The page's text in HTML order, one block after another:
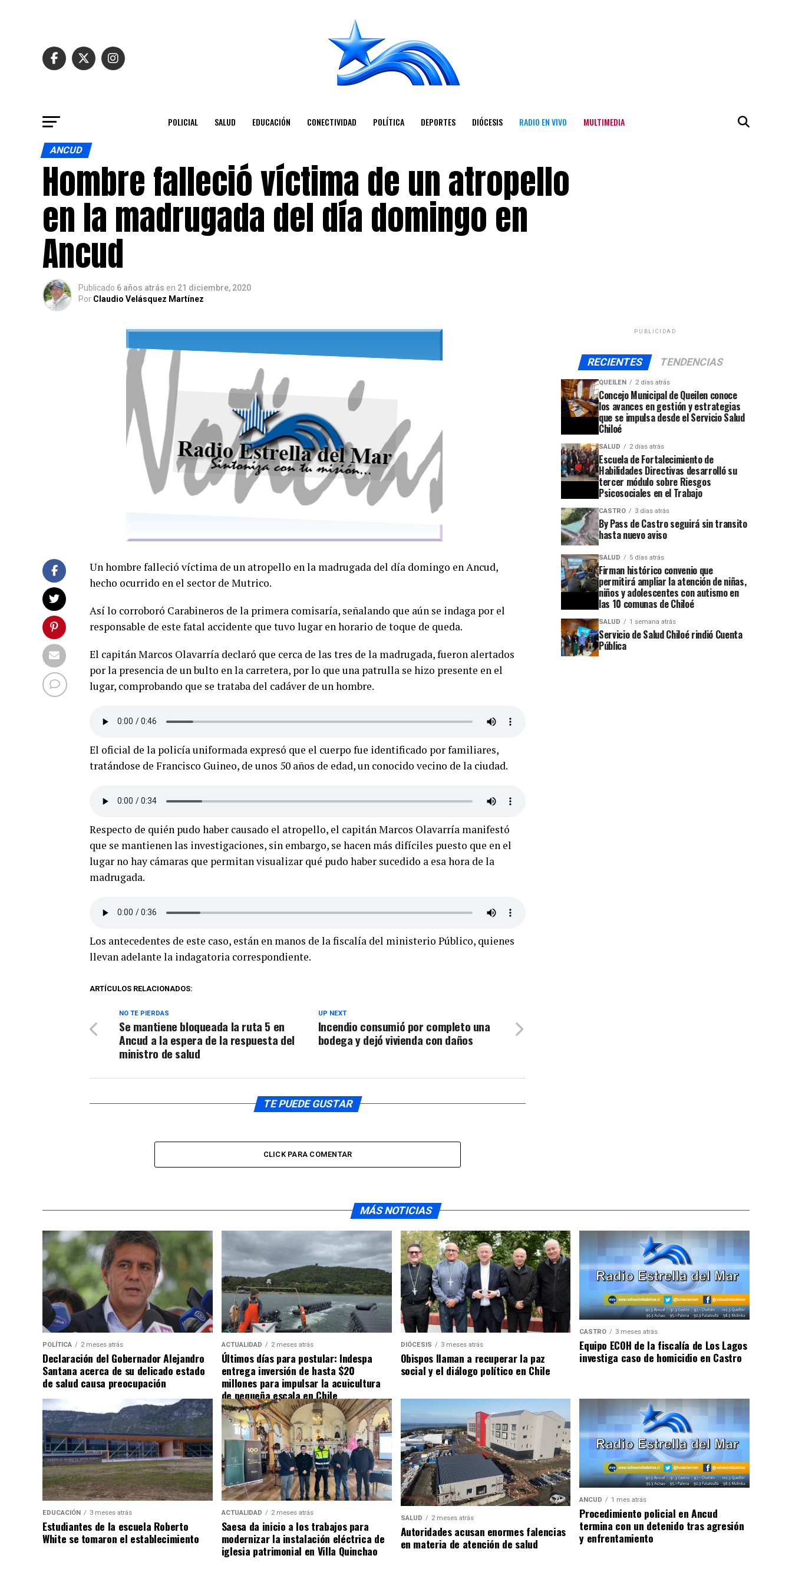
POLICIAL SALUD EDUCACIÓN CONECTIVIDAD POLÍTICA DEPORTES DIÓCESIS RADIO EN VIVO MULTIMEDIA
ANCUD
Hombre falleció víctima de un atropello
en la madrugada del día domingo en
Ancud
Publicado 6 años atrás en 21 diciembre, 2020
Por Claudio Velásquez Martínez
Un hombre falleció víctima de un atropello en la madrugada del día domingo en Ancud,
hecho ocurrido en el sector de Mutrico.
Así lo corroboró Carabineros de la primera comisaría, señalando que aún se indaga por el
responsable de este fatal accidente que tuvo lugar en horario de toque de queda.
El capitán Marcos Olavarría declaró que cerca de las tres de la madrugada, fueron alertados
por la presencia de un bulto en la carretera, por lo que una patrulla se hizo presente en el
lugar, comprobando que se trataba del cadáver de un hombre.
El oficial de la policía uniformada expresó que el cuerpo fue identificado por familiares,
tratándose de Francisco Guineo, de unos 50 años de edad, un conocido vecino de la ciudad.
Respecto de quién pudo haber causado el atropello, el capitán Marcos Olavarría manifestó
que se mantienen las investigaciones, sin embargo, se hacen más difíciles puesto que en el
lugar no hay cámaras que permitan visualizar qué pudo haber sucedido a esa hora de la
madrugada.
Los antecedentes de este caso, están en manos de la fiscalía del ministerio Público, quienes
llevan adelante la indagatoria correspondiente.
ARTÍCULOS RELACIONADOS:
UP NEXT
Incendio consumió por completo una
bodega y dejó vivienda con daños
NO TE PIERDAS
Se mantiene bloqueada la ruta 5 en
Ancud a la espera de la respuesta del
ministro de salud
TE PUEDE GUSTAR
CLICK PARA COMENTAR
PUBLICIDAD
RECIENTES TENDENCIAS
QUEILEN 2 días atrás
Concejo Municipal de Queilen conoce
los avances en gestión y estrategias
que se impulsa desde el Servicio Salud
Chiloé
SALUD 2 días atrás
Escuela de Fortalecimiento de
Habilidades Directivas desarrolló su
tercer módulo sobre Riesgos
Psicosociales en el Trabajo
CASTRO 3 días atrás
By Pass de Castro seguirá sin transito
hasta nuevo aviso
SALUD 5 días atrás
Firman histórico convenio que
permitirá ampliar la atención de niñas,
niños y adolescentes con autismo en
las 10 comunas de Chiloé
SALUD 1 semana atrás
Servicio de Salud Chiloé rindió Cuenta
Pública
MÁS NOTICIAS
POLÍTICA 2 meses atrás
Declaración del Gobernador Alejandro
Santana acerca de su delicado estado
de salud causa preocupación
ACTUALIDAD 2 meses atrás
Últimos días para postular: Indespa
entrega inversión de hasta $20
millones para impulsar la acuicultura
de pequeña escala en Chile
DIÓCESIS 3 meses atrás
Obispos llaman a recuperar la paz
social y el diálogo político en Chile
CASTRO 3 meses atrás
Equipo ECOH de la fiscalía de Los Lagos
investiga caso de homicidio en Castro
EDUCACIÓN 3 meses atrás
Estudiantes de la escuela Roberto
White se tomaron el establecimiento
ACTUALIDAD 2 meses atrás
Saesa da inicio a los trabajos para
modernizar la instalación eléctrica de
iglesia patrimonial en Villa Quinchao
SALUD 2 meses atrás
Autoridades acusan enormes falencias
en materia de atención de salud
ANCUD 1 mes atrás
Procedimiento policial en Ancud
termina con un detenido tras agresión
y enfrentamiento